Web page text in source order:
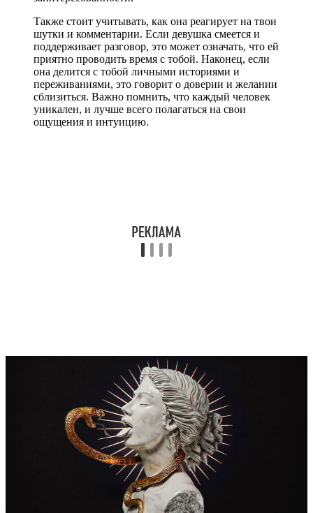
Также стоит учитывать, как она реагирует на твои
шутки и комментарии. Если девушка смеется и
поддерживает разговор, это может означать, что ей
приятно проводить время с тобой. Наконец, если
она делится с тобой личными историями и
переживаниями, это говорит о доверии и желании
сблизиться. Важно помнить, что каждый человек
уникален, и лучше всего полагаться на свои
ощущения и интуицию.